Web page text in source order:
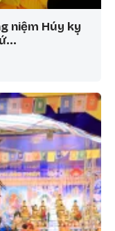
niệm Húy kỵ